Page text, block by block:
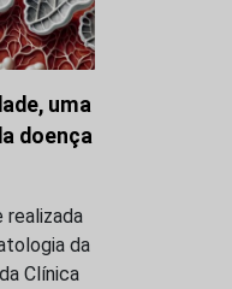
uma
doença
realizada
da
Clínica